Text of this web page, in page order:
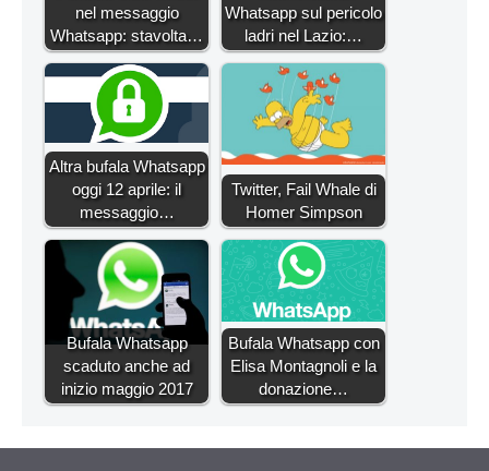
nel messaggio
Whatsapp: stavolta…
Whatsapp sul pericolo
ladri nel Lazio:…
Altra bufala Whatsapp
oggi 12 aprile: il
messaggio…
Twitter, Fail Whale di
Homer Simpson
Bufala Whatsapp
scaduto anche ad
inizio maggio 2017
Bufala Whatsapp con
Elisa Montagnoli e la
donazione…